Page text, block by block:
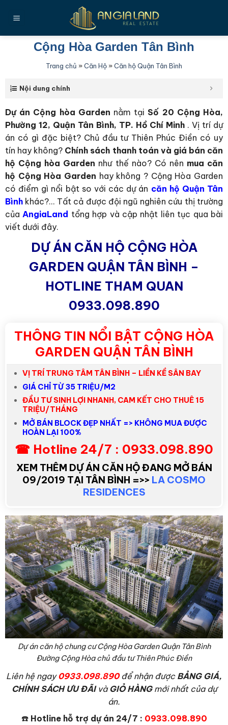
qua
Cộng Hòa Garden Tân Bình
Trang chủ »Căn Hộ»Căn hộ Quận Tân Bình
Nội dung chính
Dự án Cộng hòa Garden nằm tại Số 20 Cộng Hòa,
Phường 12, Quận Tân Bình, TP. Hồ Chí Minh . Vị trí dự
án có gì đặc biệt? Chủ đầu tư Thiên Phúc Điền có uy
tín hay không? Chính sách thanh toán và giá bán căn
hộ Cộng hòa Garden như thế nào? Có nên mua căn
hộ Cộng Hòa Garden hay không ? Cộng Hòa Garden
có điểm gì nổi bật so với các dự án căn hộ Quận Tân
Bình khác?… Tất cả được đội ngũ nghiên cứu thị trường
củaAngiaLand tổng hợp và cập nhật liên tục qua bài
viết dưới đây.
DỰ ÁN CĂN HỘ CỘNG HÒA
GARDEN QUẬN TÂN BÌNH –
HOTLINE THAM QUAN
0933.098.890
THÔNG TIN NỔI BẬT CỘNG HÒA
GARDEN QUẬN TÂN BÌNH
VỊ TRÍ TRUNG TÂM TÂN BÌNH – LIỀN KỀ SÂN BAY
GIÁ CHỈ TỪ 35 TRIỆU/M2
ĐẦU TƯ SINH LỢI NHANH, CAM KẾT CHO THUÊ 15
TRIỆU/THÁNG
MỞ BÁN BLOCK ĐẸP NHẤT => KHÔNG MUA ĐƯỢC
HOÀN LẠI 100%
☎ Hotline 24/7 : 0933.098.890
XEM THÊM DỰ ÁN CĂN HỘ ĐANG MỞ BÁN
09/2019 TẠI TÂN BÌNH =>> LA COSMO
RESIDENCES
Dự án căn hộ chung cư Cộng Hòa Garden Quận Tân Bình
Đường Cộng Hòa chủ đầu tư Thiên Phúc Điền
Liên hệ ngay 0933.098.890 để nhận được BẢNG GIÁ,
CHÍNH SÁCH ƯU ĐÃIvàGIỎ HÀNGmới nhất của dự
án.
☎️Hotline hỗ trợ dự án 24/7 : 0933.098.890